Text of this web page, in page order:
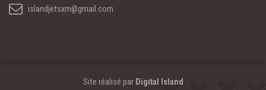
islandjetsxm@gmail.com
Site réalisé par Digital Island